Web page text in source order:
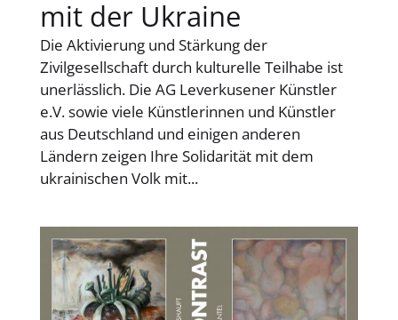
mit der Ukraine
Die Aktivierung und Stärkung der
Zivilgesellschaft durch kulturelle Teilhabe ist
unerlässlich. Die AG Leverkusener Künstler
e.V. sowie viele Künstlerinnen und Künstler
aus Deutschland und einigen anderen
Ländern zeigen Ihre Solidarität mit dem
ukrainischen Volk mit...